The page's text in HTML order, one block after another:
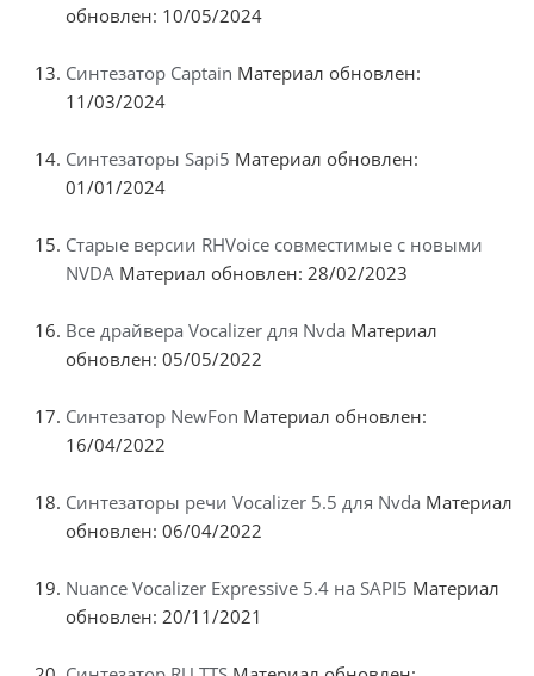
обновлен: 10/05/2024
Синтезатор Captain Материал обновлен:
11/03/2024
Синтезаторы Sapi5 Материал обновлен:
01/01/2024
Старые версии RHVoice совместимые с новыми
NVDA Материал обновлен: 28/02/2023
Все драйвера Vocalizer для Nvda Материал
обновлен: 05/05/2022
Синтезатор NewFon Материал обновлен:
16/04/2022
Синтезаторы речи Vocalizer 5.5 для Nvda Материал
обновлен: 06/04/2022
Nuance Vocalizer Expressive 5.4 на SAPI5 Материал
обновлен: 20/11/2021